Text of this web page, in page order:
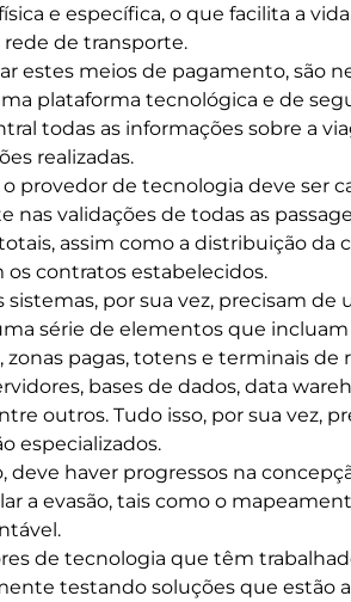
e específica, o que facilita a
de transporte.
estes meios de pagamento, são
plataforma tecnológica e de
todas as informações sobre a
realizadas.
provedor de tecnologia deve ser
nas validações de todas as
assim como a distribuição da
os contratos estabelecidos.
sistemas, por sua vez, precisam
série de elementos que
zonas pagas, totens e terminais
bases de dados, data
outros. Tudo isso, por sua vez,
especializados.
deve haver progressos na
a evasão, tais como o
de tecnologia que têm
testando soluções que estão